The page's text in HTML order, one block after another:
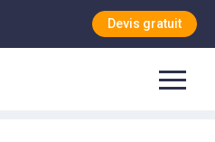
Devis gratuit